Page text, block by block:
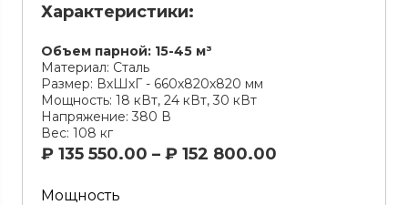
Характеристики:
Объем парной: 15-45 м³
Материал: Сталь
Размер: ВхШхГ - 660х820х820 мм
Мощность: 18 кВт, 24 кВт, 30 кВт
Напряжение: 380 В
Вес: 108 кг
₽ 135 550.00 – ₽ 152 800.00
Мощность